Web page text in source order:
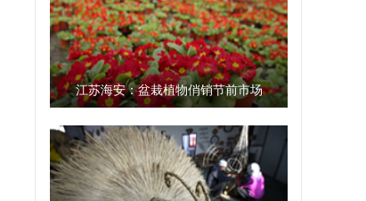
江苏海安：盆栽植物俏销节前市场